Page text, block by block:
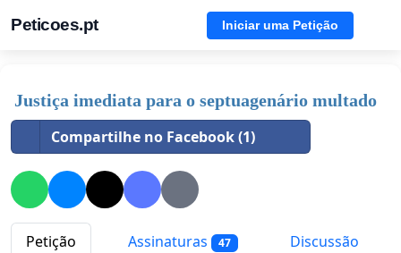
Peticoes.pt Iniciar uma Petição
Justiça imediata para o septuagenário multado
Compartilhe no Facebook (1)
Petição Assinaturas 47
Discussão